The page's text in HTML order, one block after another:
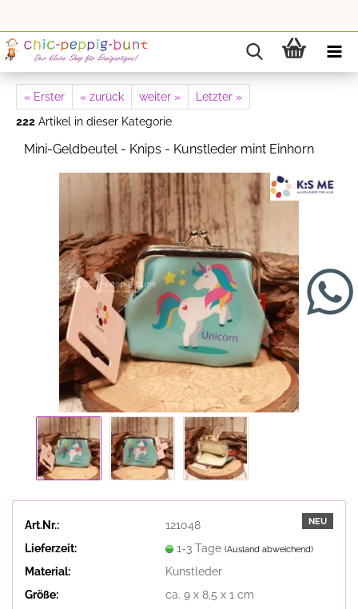
« Erster « zurück weiter »
Letzter »
222 Artikel in dieser Kategorie
Mini-Geldbeutel - Knips - Kunstleder mint Einhorn
NEU
Art.Nr.:
121048
Lieferzeit:
1-3 Tage (Ausland abweichend)
Material:
Kunstleder
Größe:
ca. 9 x 8,5 x 1 cm